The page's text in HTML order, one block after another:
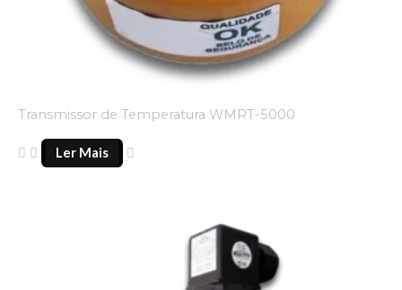
Transmissor de Temperatura WMRT-5000
Ler Mais